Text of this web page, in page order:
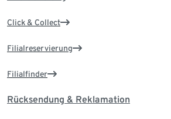
Click & Collect
Filialreservierung
Filialfinder
Rücksendung & Reklamation